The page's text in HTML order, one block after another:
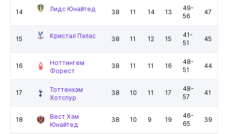
14 Лидс Юнайтед 38 11 14 13
49-
56
47
15 Кристал Пэлас 38 11 12 15
41-
51
45
16
Ноттингем
Форест
38 11 11 16
48-
51
44
17
Тоттенхэм
Хотспур
38 10 11 17
48-
57
41
18
Вест Хэм
Юнайтед
38 10 9 19
46-
65
39